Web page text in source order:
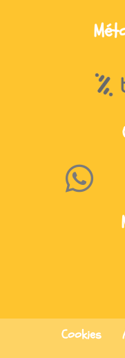
Cookies